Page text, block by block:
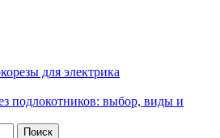
для электрика
подлокотников: выбор, виды и